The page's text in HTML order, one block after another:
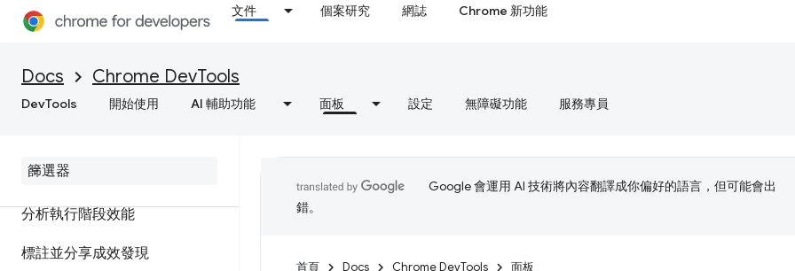
文件 個案研究 網誌 Chrome 新功能
Docs Chrome DevTools
DevTools 開始使用 AI 輔助功能 面板 設定 無障礙功能 服務專員
功能參考資料
查看網頁資源
總覽
分析執行階段效能
標註並分享成效發現
Google 會運用 AI 技術將內容翻譯成你偏好的語言，但可能會出
錯。
首頁 Docs Chrome DevTools 面板